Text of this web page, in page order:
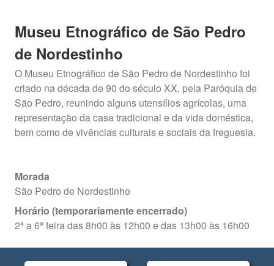
Museu Etnográfico de São Pedro
de Nordestinho
O Museu Etnográfico de São Pedro de Nordestinho foi
criado na década de 90 do século XX, pela Paróquia de
São Pedro, reunindo alguns utensílios agrícolas, uma
representação da casa tradicional e da vida doméstica,
bem como de vivências culturais e sociais da freguesia.
Morada
São Pedro de Nordestinho
Horário (temporariamente encerrado)
2ª a 6ª feira das 8h00 às 12h00 e das 13h00 às 16h00